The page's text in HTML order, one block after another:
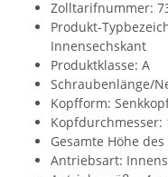
Zolltarifnummer:
Produkt-
Innensechskant
Produktklasse: A
Schraubenlänge/
Kopfform:
Kopfdurchmesser:
Gesamte Höhe
Antriebsart: